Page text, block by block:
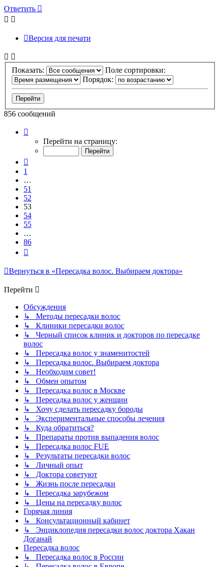
началу
Ответить
Версия для печати
Показать:
Поле сортировки:
Порядок:
856 сообщений
53
Перейти на страницу:
1
…
51
52
53
54
55
…
86
Вернуться в «Пересадка волос. Выбираем доктора»
Перейти
Обсуждения
↳ Методы пересадки волос
↳ Клиники пересадки волос
↳ Черный список клиник и докторов по пересадке
волос
↳ Пересадка волос у знаменитостей
↳ Пересадка волос. Выбираем доктора
↳ Необходим совет!
↳ Обмен опытом
↳ Пересадка волос в Москве
↳ Пересадка волос у женщин
↳ Хочу сделать пересадку бороды
↳ Экспериментальные способы лечения
↳ Куда обратиться?
↳ Препараты против выпадения волос
↳ Пересадка волос FUE
↳ Результаты пересадки волос
↳ Личный опыт
↳ Доктора советуют
↳ Жизнь после пересадки
↳ Пересадка зарубежом
↳ Цены на пересадку волос
Горячая линия
↳ Консультационный кабинет
↳ Энциклопедия пересадки волос доктора Хакан
Доганай
Пересадка волос
↳ Пересадка волос в России